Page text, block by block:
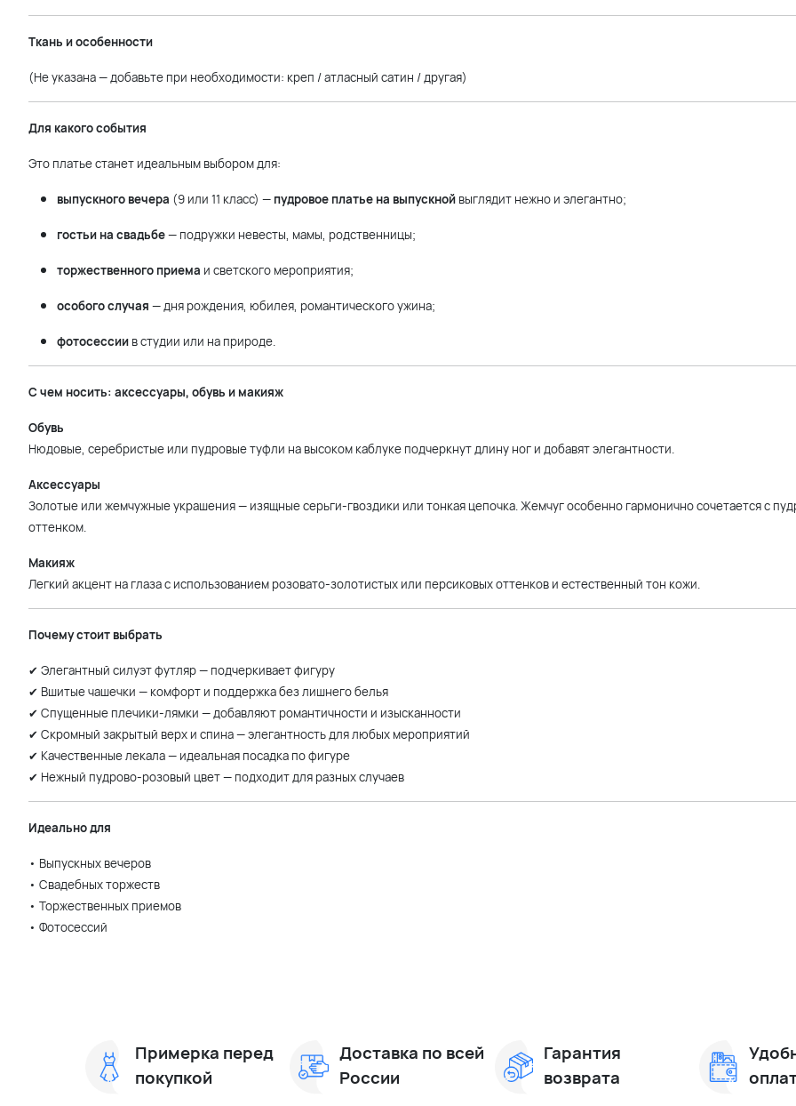
Ткань и особенности
(Не указана — добавьте при необходимости: креп / атласный сатин / другая)
Для какого события
Это платье станет идеальным выбором для:
выпускного вечера (9 или 11 класс) — пудровое платье на выпускной выглядит нежно и элегантно;
гостьи на свадьбе— подружки невесты, мамы, родственницы;
торжественного приема и светского мероприятия;
особого случая — дня рождения, юбилея, романтического ужина;
фотосессии в студии или на природе.
С чем носить: аксессуары, обувь и макияж
Обувь
Нюдовые, серебристые или пудровые туфли на высоком каблуке подчеркнут длину ног и добавят элегантности.
Аксессуары
Золотые или жемчужные украшения — изящные серьги-гвоздики или тонкая цепочка. Жемчуг особенно гармонично сочетается с
оттенком.
Макияж
Легкий акцент на глаза с использованием розовато-золотистых или персиковых оттенков и естественный тон кожи.
Почему стоит выбрать
✔ Элегантный силуэт футляр — подчеркивает фигуру
✔ Вшитые чашечки — комфорт и поддержка без лишнего белья
✔ Спущенные плечики-лямки — добавляют романтичности и изысканности
✔ Скромный закрытый верх и спина — элегантность для любых мероприятий
✔ Качественные лекала — идеальная посадка по фигуре
✔ Нежный пудрово-розовый цвет — подходит для разных случаев
Идеально для
• Выпускных вечеров
• Свадебных торжеств
• Торжественных приемов
• Фотосессий
Примерка перед
покупкой
Доставка по всей
России
Гарантия
возврата